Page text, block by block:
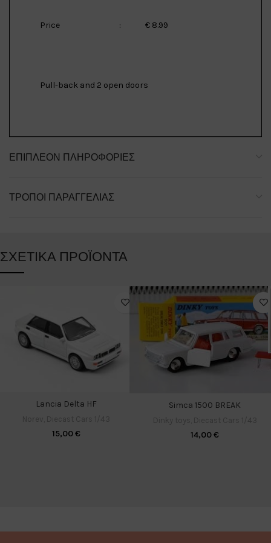
Price : € 8.99
Pull-back and 2 open doors
ΕΠΙΠΛΈΟΝ ΠΛΗΡΟΦΟΡΊΕΣ
ΤΡΌΠΟΙ ΠΑΡΑΓΓΕΛΊΑΣ
ΣΧΕΤΙΚΆ ΠΡΟΪΌΝΤΑ
Lancia Delta HF
15,00€
Simca 1500 BREAK
14,00€